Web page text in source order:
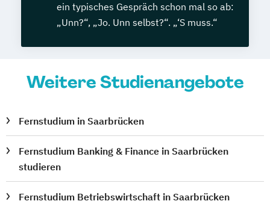
ein typisches Gespräch schon mal so ab:
„Unn?“, „Jo. Unn selbst?“. „‘S muss.“
Weitere Studienangebote
Fernstudium in Saarbrücken
Fernstudium Banking & Finance in Saarbrücken
studieren
Fernstudium Betriebswirtschaft in Saarbrücken